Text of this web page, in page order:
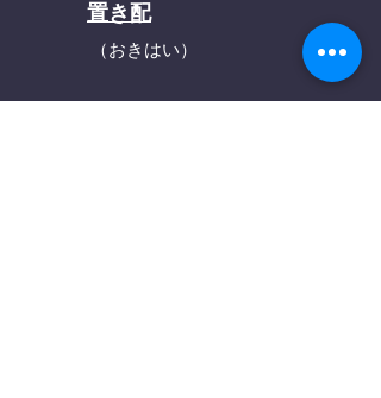
置き配
（おきはい）